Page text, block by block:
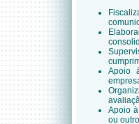
Apoio
Apoio
ou